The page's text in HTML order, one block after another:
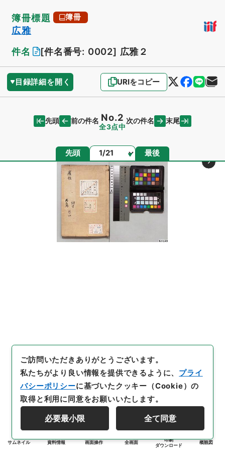
簿冊標題 簿冊
広雅
件名
[件名番号: 0002] 広雅２
目録詳細を開く URIをコピー
先頭 前の件名 No.2
全3点中
次の件名 末尾
先頭 ページ 最後
サムネイル 資料情報 画面操作 全画面
印刷
ダウンロード
概観図
ご訪問いただきありがとうございます。
私たちがより良い情報を提供できるように、 プライ
バシーポリシーに基づいたクッキー（Cookie）の
取得と利用に同意をお願いいたします。
必要最小限 全て同意